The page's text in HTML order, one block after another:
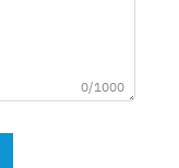
0/1000